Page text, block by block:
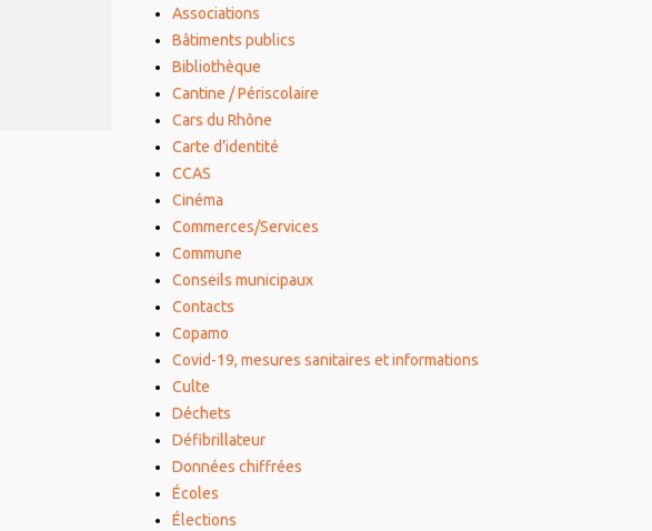
Associations
Bâtiments publics
Bibliothèque
Cantine / Périscolaire
Cars du Rhône
Carte d’identité
CCAS
Cinéma
Commerces/Services
Commune
Conseils municipaux
Contacts
Copamo
Covid-19, mesures sanitaires et informations
Culte
Déchets
Défibrillateur
Données chiffrées
Écoles
Élections